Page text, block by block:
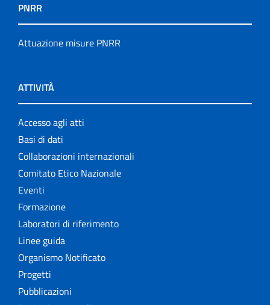
PNRR
Attuazione misure PNRR
ATTIVITÀ
Accesso agli atti
Basi di dati
Collaborazioni internazionali
Comitato Etico Nazionale
Eventi
Formazione
Laboratori di riferimento
Linee guida
Organismo Notificato
Progetti
Pubblicazioni